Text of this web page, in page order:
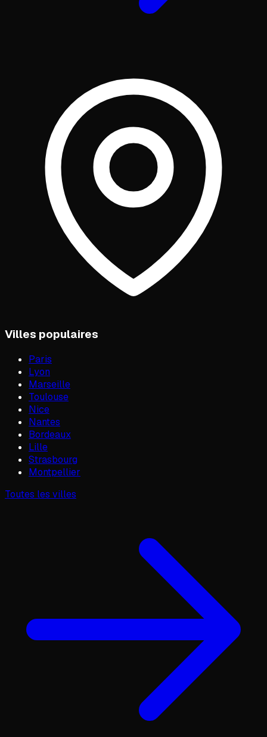
Villes populaires
Paris
Lyon
Marseille
Toulouse
Nice
Nantes
Bordeaux
Lille
Strasbourg
Montpellier
Toutes les villes